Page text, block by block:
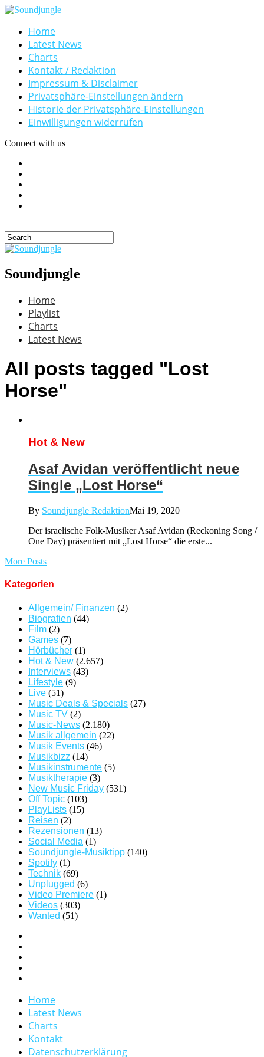
Home
Latest News
Charts
Kontakt / Redaktion
Impressum & Disclaimer
Privatsphäre-Einstellungen ändern
Historie der Privatsphäre-Einstellungen
Einwilligungen widerrufen
Connect with us
Soundjungle
Home
Playlist
Charts
Latest News
All posts tagged "Lost
Horse"
Hot & New
Asaf Avidan veröffentlicht neue
Single „Lost Horse“
By Soundjungle RedaktionMai 19, 2020
Der israelische Folk-Musiker Asaf Avidan (Reckoning Song /
One Day) präsentiert mit „Lost Horse“ die erste...
More Posts
Kategorien
Allgemein/ Finanzen (2)
Biografien (44)
Film (2)
Games (7)
Hörbücher (1)
Hot & New (2.657)
Interviews (43)
Lifestyle (9)
Live (51)
Music Deals & Specials (27)
Music TV (2)
Music-News (2.180)
Musik allgemein (22)
Musik Events (46)
Musikbizz (14)
Musikinstrumente (5)
Musiktherapie (3)
New Music Friday (531)
Off Topic (103)
PlayLists (15)
Reisen (2)
Rezensionen (13)
Social Media (1)
Soundjungle-Musiktipp (140)
Spotify (1)
Technik (69)
Unplugged (6)
Video Premiere (1)
Videos (303)
Wanted (51)
Home
Latest News
Charts
Kontakt
Datenschutzerklärung